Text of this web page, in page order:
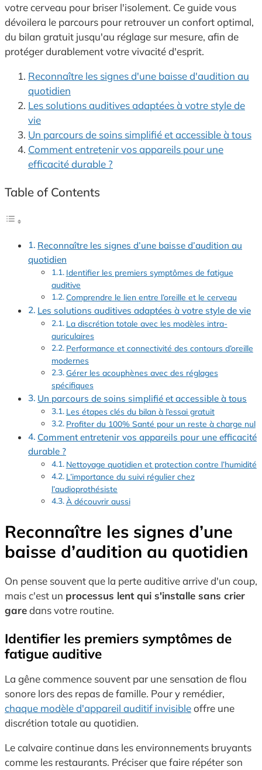
votre cerveau pour briser l'isolement. Ce guide vous
dévoilera le parcours pour retrouver un confort optimal,
du bilan gratuit jusqu'au réglage sur mesure, afin de
protéger durablement votre vivacité d'esprit.
Reconnaître les signes d'une baisse d'audition au
quotidien
Les solutions auditives adaptées à votre style de
vie
Un parcours de soins simplifié et accessible à tous
Comment entretenir vos appareils pour une
efficacité durable ?
Table of Contents
Reconnaître les signes d’une baisse d’audition au
quotidien
Identifier les premiers symptômes de fatigue
auditive
Comprendre le lien entre l’oreille et le cerveau
Les solutions auditives adaptées à votre style de vie
La discrétion totale avec les modèles intra-
auriculaires
Performance et connectivité des contours d’oreille
modernes
Gérer les acouphènes avec des réglages
spécifiques
Un parcours de soins simplifié et accessible à tous
Les étapes clés du bilan à l’essai gratuit
Profiter du 100% Santé pour un reste à charge nul
Comment entretenir vos appareils pour une efficacité
durable ?
Nettoyage quotidien et protection contre l’humidité
L’importance du suivi régulier chez
l’audioprothésiste
À découvrir aussi
Reconnaître les signes d’une
baisse d’audition au quotidien
On pense souvent que la perte auditive arrive d'un coup,
mais c'est un processus lent qui s'installe sans crier
garedans votre routine.
Identifier les premiers symptômes de
fatigue auditive
La gêne commence souvent par une sensation de flou
sonore lors des repas de famille. Pour y remédier,
chaque modèle d'appareil auditif invisibleoffre une
discrétion totale au quotidien.
Le calvaire continue dans les environnements bruyants
comme les restaurants. Préciser que faire répéter son